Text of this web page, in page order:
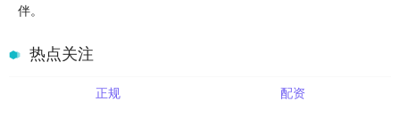
伴。
热点关注
正规 配资